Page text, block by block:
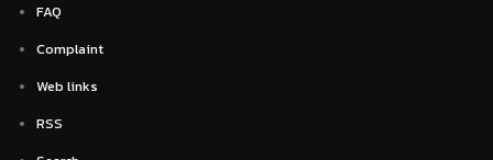
FAQ
Complaint
Web links
RSS